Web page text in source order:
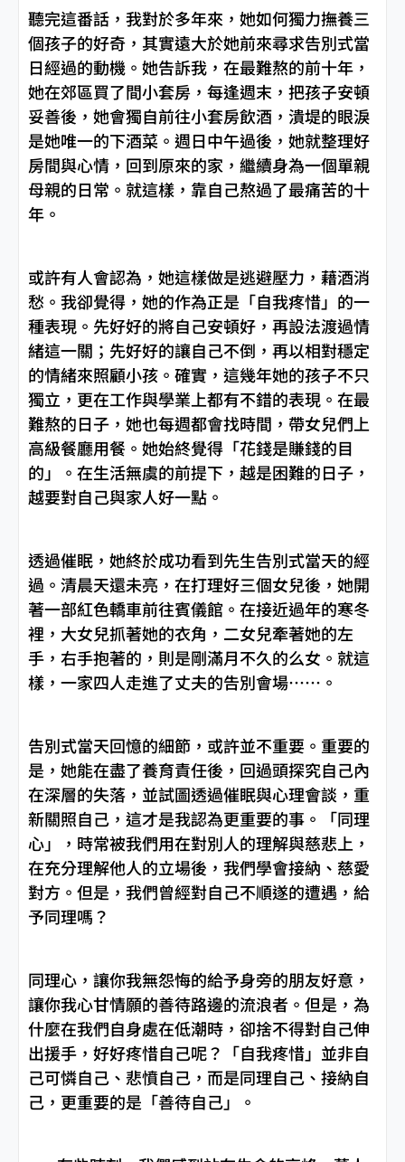
聽完這番話，我對於多年來，她如何獨力撫養三
個孩子的好奇，其實遠大於她前來尋求告別式當
日經過的動機。她告訴我，在最難熬的前十年，
她在郊區買了間小套房，每逢週末，把孩子安頓
妥善後，她會獨自前往小套房飲酒，潰堤的眼淚
是她唯一的下酒菜。週日中午過後，她就整理好
房間與心情，回到原來的家，繼續身為一個單親
母親的日常。就這樣，靠自己熬過了最痛苦的十
年。
或許有人會認為，她這樣做是逃避壓力，藉酒消
愁。我卻覺得，她的作為正是「自我疼惜」的一
種表現。先好好的將自己安頓好，再設法渡過情
緒這一關；先好好的讓自己不倒，再以相對穩定
的情緒來照顧小孩。確實，這幾年她的孩子不只
獨立，更在工作與學業上都有不錯的表現。在最
難熬的日子，她也每週都會找時間，帶女兒們上
高級餐廳用餐。她始終覺得「花錢是賺錢的目
的」。在生活無虞的前提下，越是困難的日子，
越要對自己與家人好一點。
透過催眠，她終於成功看到先生告別式當天的經
過。清晨天還未亮，在打理好三個女兒後，她開
著一部紅色轎車前往賓儀館。在接近過年的寒冬
裡，大女兒抓著她的衣角，二女兒牽著她的左
手，右手抱著的，則是剛滿月不久的么女。就這
樣，一家四人走進了丈夫的告別會場……。
告別式當天回憶的細節，或許並不重要。重要的
是，她能在盡了養育責任後，回過頭探究自己內
在深層的失落，並試圖透過催眠與心理會談，重
新關照自己，這才是我認為更重要的事。「同理
心」，時常被我們用在對別人的理解與慈悲上，
在充分理解他人的立場後，我們學會接納、慈愛
對方。但是，我們曾經對自己不順遂的遭遇，給
予同理嗎？
同理心，讓你我無怨悔的給予身旁的朋友好意，
讓你我心甘情願的善待路邊的流浪者。但是，為
什麼在我們自身處在低潮時，卻捨不得對自己伸
出援手，好好疼惜自己呢？「自我疼惜」並非自
己可憐自己、悲憤自己，而是同理自己、接納自
己，更重要的是「善待自己」。